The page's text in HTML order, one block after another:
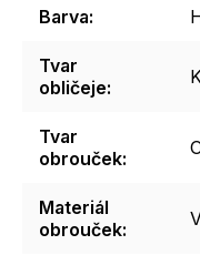
Barva:
Tvar
obličeje:
Tvar
obrouček:
Materiál
obrouček: